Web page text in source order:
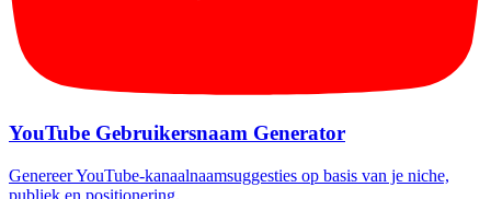
YouTube Gebruikersnaam Generator
Genereer YouTube-kanaalnaamsuggesties op basis van je niche,
publiek en positionering.